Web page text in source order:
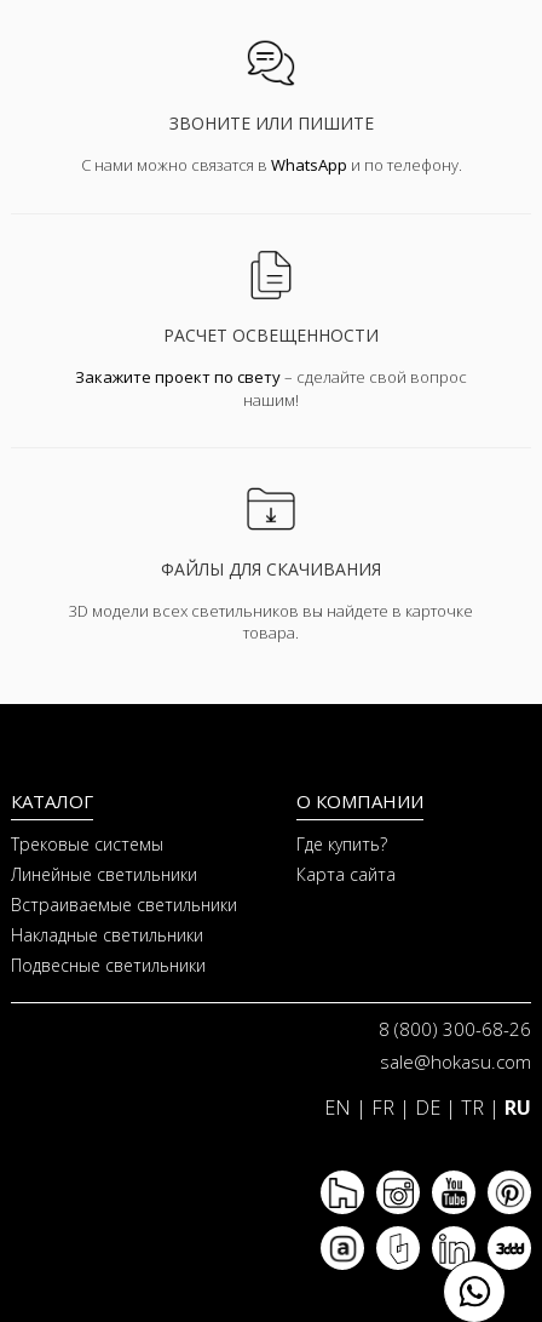
ЗВОНИТЕ ИЛИ ПИШИТЕ
С нами можно связатся в WhatsApp и по телефону.
РАСЧЕТ ОСВЕЩЕННОСТИ
Закажите проект по свету– сделайте свой вопрос
нашим!
ФАЙЛЫ ДЛЯ СКАЧИВАНИЯ
3D модели всех светильников вы найдете в карточке
товара.
КАТАЛОГ
Трековые системы
Линейные светильники
Встраиваемые светильники
Накладные светильники
Подвесные светильники
О КОМПАНИИ
Где купить?
Карта сайта
8 (800) 300-68-26
sale@hokasu.com
EN | FR | DE | TR | RU